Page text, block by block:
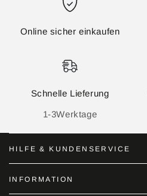
Online sicher einkaufen
Schnelle Lieferung
1-3Werktage
HILFE & KUNDENSERVICE
INFORMATION